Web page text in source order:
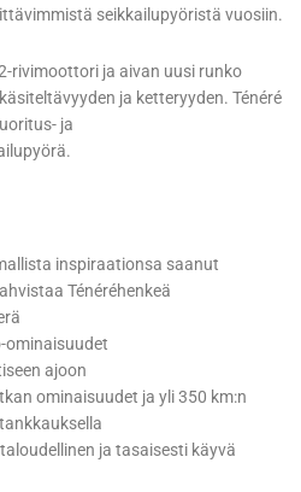
seikkailupyöristä vuosiin.
rivimoottori ja aivan uusi runko
ja ketteryyden. Ténéré
ja
inspiraationsa saanut
Ténéréhenkeä
ominaisuudet
ajoon
ominaisuudet ja yli 350 km:n
ja tasaisesti käyvä